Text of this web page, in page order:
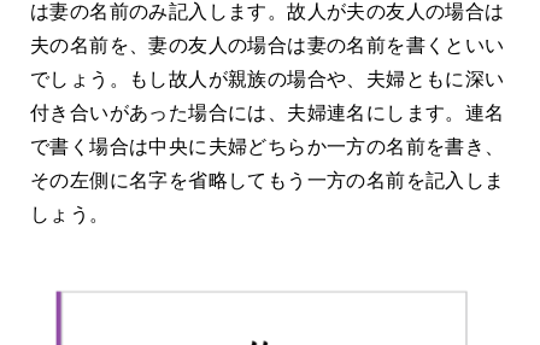
は妻の名前のみ記入します。故人が夫の友人の場合は
夫の名前を、妻の友人の場合は妻の名前を書くといい
でしょう。もし故人が親族の場合や、夫婦ともに深い
付き合いがあった場合には、夫婦連名にします。連名
で書く場合は中央に夫婦どちらか一方の名前を書き、
その左側に名字を省略してもう一方の名前を記入しま
しょう。